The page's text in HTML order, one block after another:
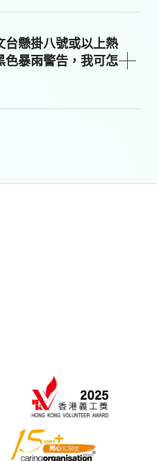
台懸掛八號或以上熱
色暴雨警告，我可怎